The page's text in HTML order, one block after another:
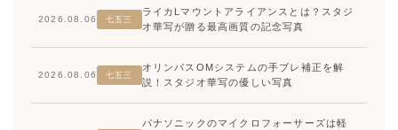
2026.08.06 七五三
ライカLマウントアライアンスとは？スタジ
オ華写が贈る最高画質の記念写真
2026.08.06 七五三
オリンパスOMシステムの手ブレ補正を解
説！スタジオ華写の優しい写真
パナソニックのマイクロフォーサーズは軽